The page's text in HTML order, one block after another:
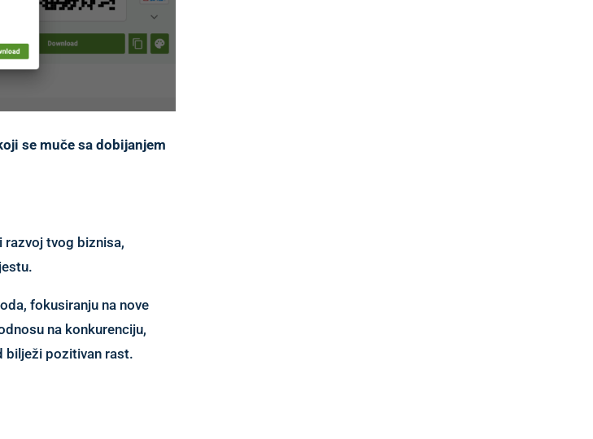
se muče sa dobijanjem
tvog biznisa,
fokusiranju na nove
na konkurenciju,
bilježi pozitivan rast.